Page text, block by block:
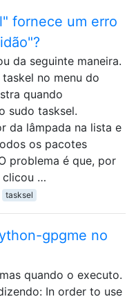
fornece um erro
da seguinte maneira.
no menu do
quando
sudo tasksel.
da lâmpada na lista e
os pacotes
problema é que, por
clicou …
tasksel
gpgme no
quando o executo.
In order to use